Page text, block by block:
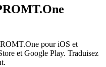
pour iOS et
et Google Play. Traduisez